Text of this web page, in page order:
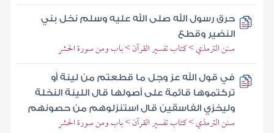
حرق رسول الله صلى الله عليه وسلم نخل بني
النضير وقطع
سنن الترمذي > كتاب تفسير القرآن > باب ومن سورة الحشر
في قول الله عز وجل ما قطعتم من لينة أو
تركتموها قائمة على أصولها قال اللينة النخلة
وليخزي الفاسقين قال استنزلوهم من حصونهم
سنن الترمذي > كتاب تفسير القرآن > باب ومن سورة الحشر